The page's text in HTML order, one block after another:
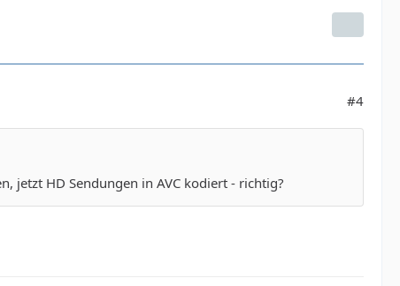
#4
jetzt HD Sendungen in AVC kodiert - richtig?